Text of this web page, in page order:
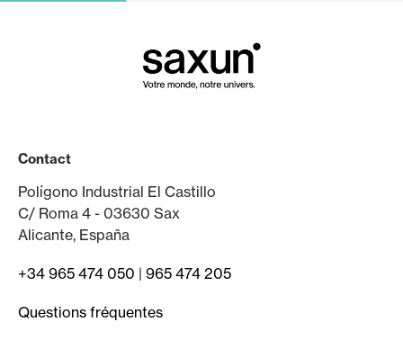
Contact
Polígono Industrial El Castillo
C/ Roma 4 - 03630 Sax
Alicante, España
+34 965 474 050 | 965 474 205
Questions fréquentes